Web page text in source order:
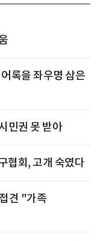
록을 좌우명 삼은
민권 못 받아
협회, 고개 숙였다
견 "가족